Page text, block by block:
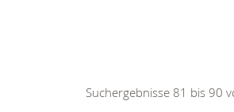
Suchergebnisse 81 bis 90